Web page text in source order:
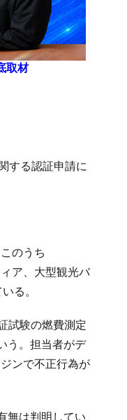
取材
する認証申請に
のうち
ア、大型観光バ
る。
試験の燃費測定
う。担当者がデ
ンで不正行為が
無は判明してい